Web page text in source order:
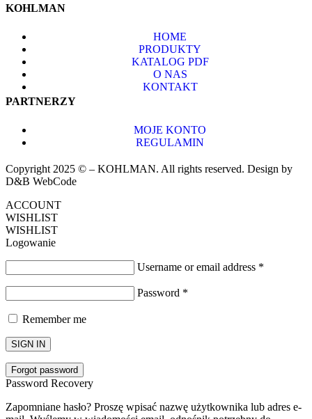
KOHLMAN
HOME
PRODUKTY
KATALOG PDF
O NAS
KONTAKT
PARTNERZY
MOJE KONTO
REGULAMIN
Copyright 2025 © – KOHLMAN. All rights reserved. Design by
D&B WebCode
ACCOUNT
WISHLIST
WISHLIST
Logowanie
Username or email address *
Password *
Remember me
SIGN IN
Forgot password
Password Recovery
Zapomniane hasło? Proszę wpisać nazwę użytkownika lub adres e-